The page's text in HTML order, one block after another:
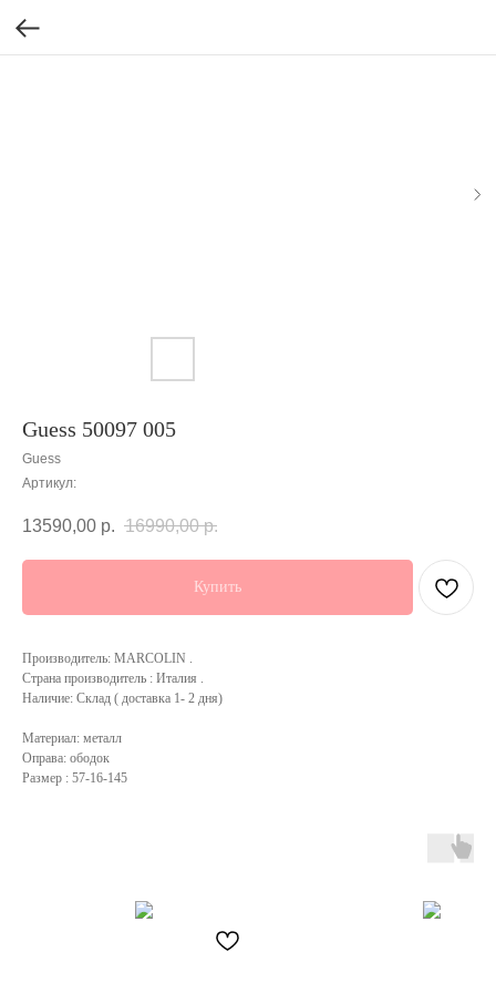
Guess 50097 005
Guess
Артикул:
13590,00 р. 16990,00 р.
Купить
Производитель: MARCOLIN .
Страна производитель : Италия .
Наличие: Склад ( доставка 1- 2 дня)
Материал: металл
Оправа: ободок
Размер : 57-16-145